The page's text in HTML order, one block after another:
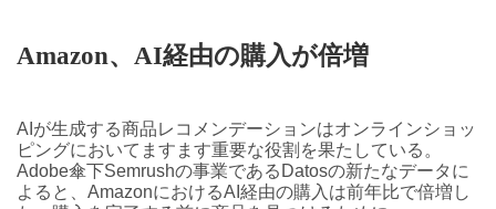
Amazon、AI経由の購入が倍増
AIが生成する商品レコメンデーションはオンラインショッ
ピングにおいてますます重要な役割を果たしている。
Adobe傘下Semrushの事業であるDatosの新たなデータに
よると、AmazonにおけるAI経由の購入は前年比で倍増し